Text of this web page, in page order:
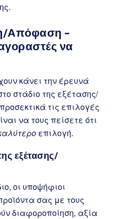
Απόφαση –
να
κάνει την έρευνά
στάδιο της εξέτασης/
τις επιλογές
να τους πείσετε ότι
επιλογή.
εξέτασης/
οι υποψήφιοι
σας με τους
διαφοροποίηση, αξία